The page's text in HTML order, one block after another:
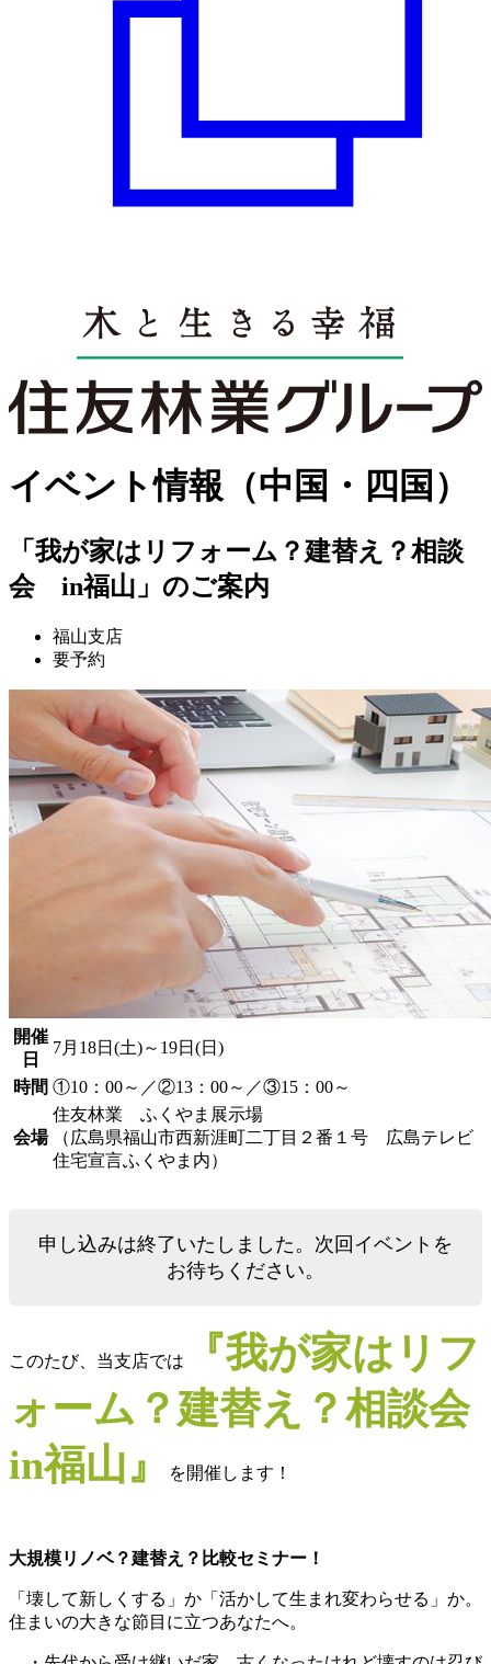
イベント情報（中国・四国）
「我が家はリフォーム？建替え？相談
会 in福山」のご案内
福山支店
要予約
開催
日
7月18日(土)～19日(日)
時間 ①10：00～／②13：00～／③15：00～
会場
住友林業 ふくやま展示場
（広島県福山市西新涯町二丁目２番１号 広島テレビ
住宅宣言ふくやま内）
申し込みは終了いたしました。次回イベントを
お待ちください。
このたび、当支店では
『我が家はリフ
ォーム？建替え？相談会
in福山』
を開催します！
大規模リノベ？建替え？比較セミナー！
「壊して新しくする」か「活かして生まれ変わらせる」か。
住まいの大きな節目に立つあなたへ。